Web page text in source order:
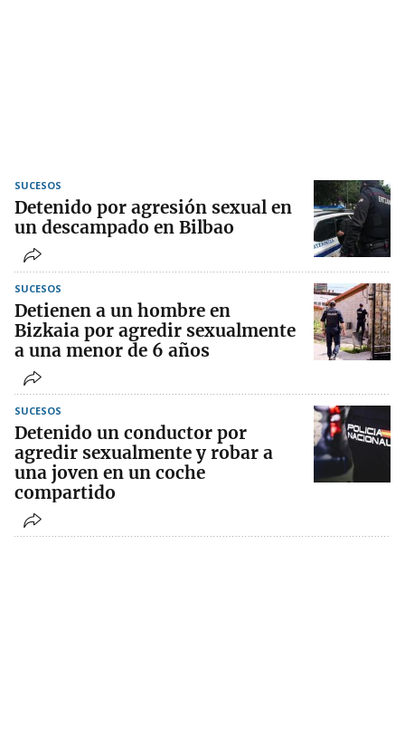
SUCESOS
Detenido por agresión sexual en
un descampado en Bilbao
SUCESOS
Detienen a un hombre en
Bizkaia por agredir sexualmente
a una menor de 6 años
SUCESOS
Detenido un conductor por
agredir sexualmente y robar a
una joven en un coche
compartido